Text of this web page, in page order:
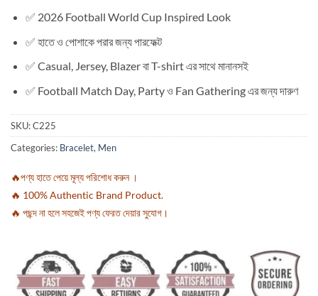
✅ 2026 Football World Cup Inspired Look
✅ হাতে ও পোশাকে পরার জন্য পারফেক্ট
✅ Casual, Jersey, Blazer বা T-shirt এর সাথে মানানসই
✅ Football Match Day, Party ও Fan Gathering এর জন্য দারুণ
SKU:C225
Categories: Bracelet, Men
🔥পণ্য হাতে পেয়ে মূল্য পরিশোধ করুন ।
🔥 100% Authentic Brand Product.
🔥 পছন্দ না হলে সহজেই পণ্য ফেরত দেয়ার সুযোগ।